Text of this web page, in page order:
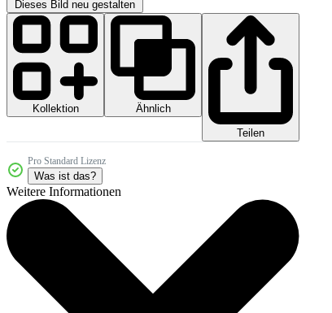
Dieses Bild neu gestalten
Kollektion
Ähnlich
Teilen
Pro Standard Lizenz
Was ist das?
Weitere Informationen